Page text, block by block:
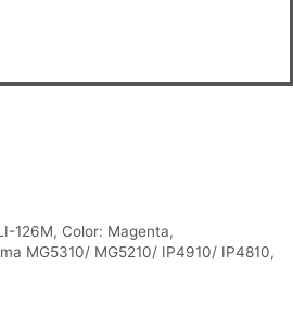
126M, Color: Magenta,
MG5310/ MG5210/ IP4910/ IP4810,